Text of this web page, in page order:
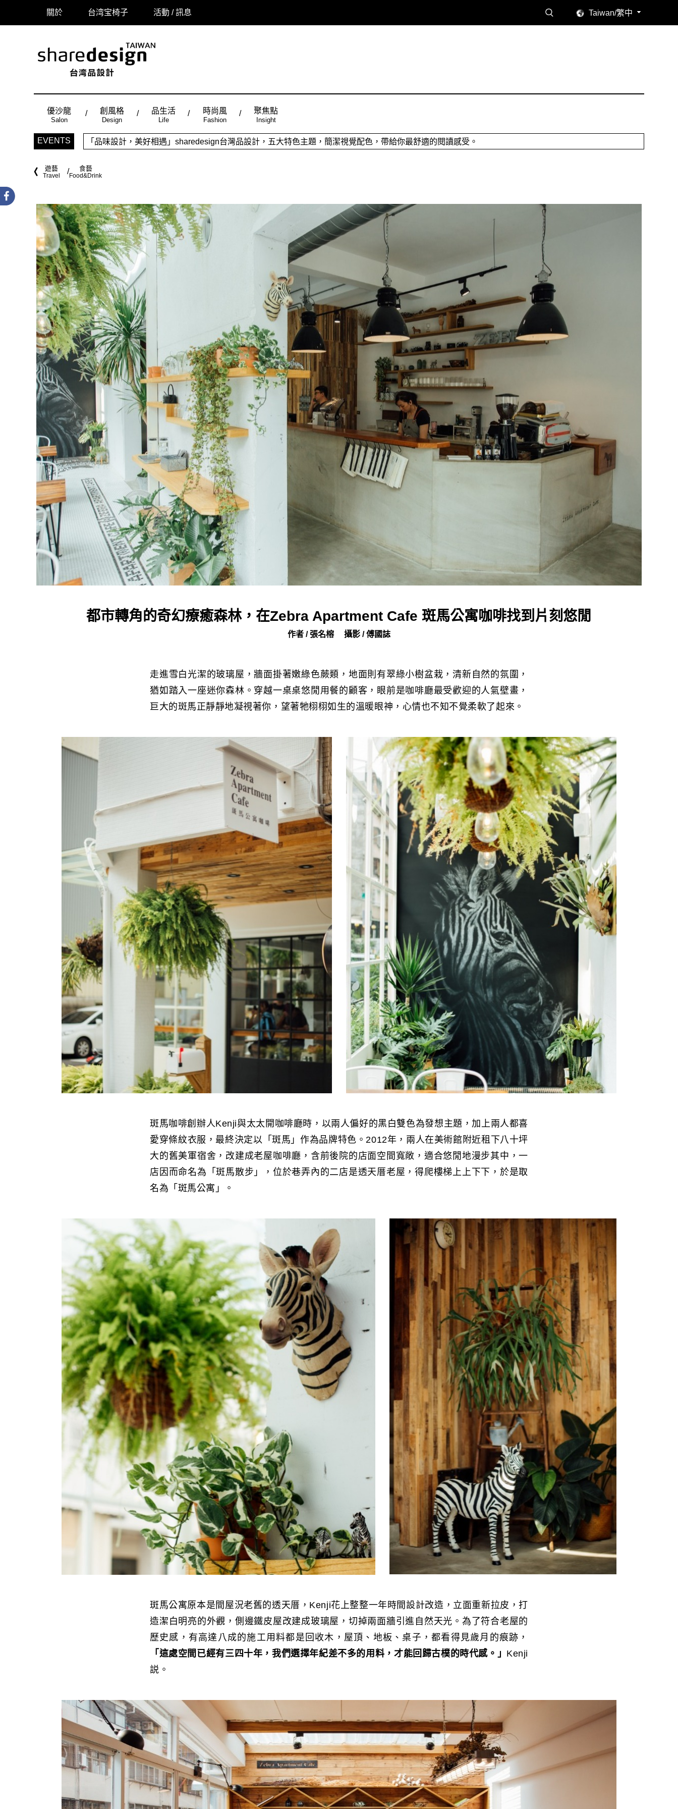
Taiwan/繁中
關於 台湾宝椅子 活動 / 訊息
優沙龍
Salon
創風格
Design
品生活
Life
時尚風
Fashion
聚焦點
Insight
EVENTS
時尚風：Made in Taiwan， 從台灣原創時尚，領略潮流趨勢，體現個人穿搭品味。
遊藝
Travel
食藝
Food&Drink
都市轉角的奇幻療癒森林，在Zebra Apartment Cafe 斑馬公寓咖啡找到片刻悠閒
作者 / 張名榕 攝影 / 傅國誌
走進雪白光潔的玻璃屋，牆面掛著嫩綠色蕨類，地面則有翠綠小樹盆栽，清新自然的氛圍，
猶如踏入一座迷你森林。穿越一桌桌悠閒用餐的顧客，眼前是咖啡廳最受歡迎的人氣壁畫，
巨大的斑馬正靜靜地凝視著你，望著牠栩栩如生的溫暖眼神，心情也不知不覺柔軟了起來。
斑馬咖啡創辦人Kenji與太太開咖啡廳時，以兩人偏好的黑白雙色為發想主題，加上兩人都喜
愛穿條紋衣服，最終決定以「斑馬」作為品牌特色。2012年，兩人在美術館附近租下八十坪
大的舊美軍宿舍，改建成老屋咖啡廳，含前後院的店面空間寬敞，適合悠閒地漫步其中，一
店因而命名為「斑馬散步」，位於巷弄內的二店是透天厝老屋，得爬樓梯上上下下，於是取
名為「斑馬公寓」。
斑馬公寓原本是間屋況老舊的透天厝，Kenji花上整整一年時間設計改造，立面重新拉皮，打
造潔白明亮的外觀，側邊鐵皮屋改建成玻璃屋，切掉兩面牆引進自然天光。為了符合老屋的
歷史感，有高達八成的施工用料都是回收木，屋頂、地板、桌子，都看得見歲月的痕跡，
「這處空間已經有三四十年，我們選擇年紀差不多的用料，才能回歸古樸的時代感。」 Kenji
説。